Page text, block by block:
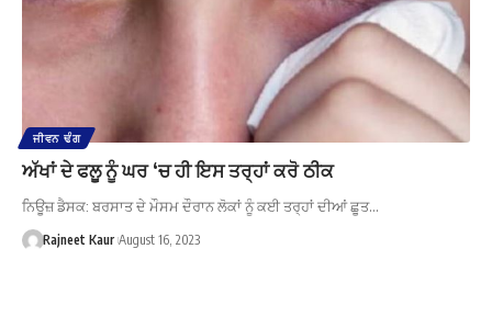
ਜੀਵਨ ਢੰਗ
ਅੱਖਾਂ ਦੇ ਫਲੂ ਨੂੰ ਘਰ ‘ਚ ਹੀ ਇਸ ਤਰ੍ਹਾਂ ਕਰੋ ਠੀਕ
ਨਿਊਜ਼ ਡੈਸਕ: ਬਰਸਾਤ ਦੇ ਮੌਸਮ ਦੌਰਾਨ ਲੋਕਾਂ ਨੂੰ ਕਈ ਤਰ੍ਹਾਂ ਦੀਆਂ ਛੂਤ…
Rajneet Kaur August 16, 2023